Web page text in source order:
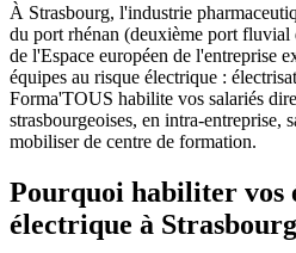
À Strasbourg, l'industrie
du port rhénan (deuxième port fluvial
de l'Espace européen de l'entreprise
équipes au risque électrique :
Forma'TOUS habilite vos salariés
strasbourgeoises, en intra-entreprise,
mobiliser de centre de formation.
Pourquoi habiliter vos
électrique à